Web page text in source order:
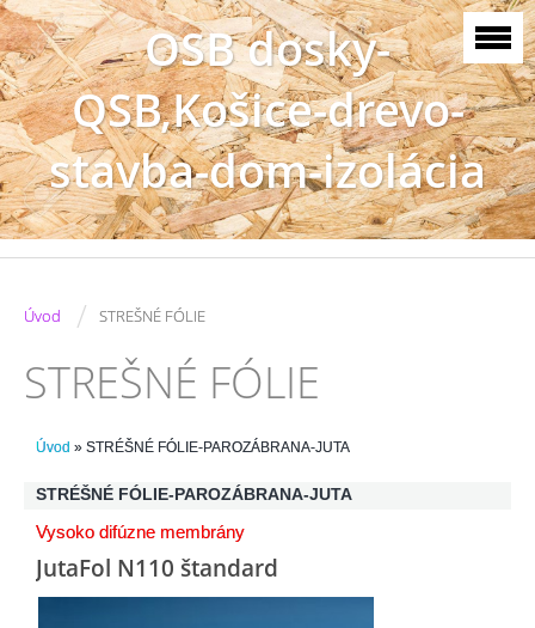
OSB dosky-
QSB,Košice-drevo-
stavba-dom-izolácia
Úvod / STREŠNÉ FÓLIE
STREŠNÉ FÓLIE
Úvod » STRÉŠNÉ FÓLIE-PAROZÁBRANA-JUTA
STRÉŠNÉ FÓLIE-PAROZÁBRANA-JUTA
Vysoko difúzne membrány
JutaFol N110 štandard